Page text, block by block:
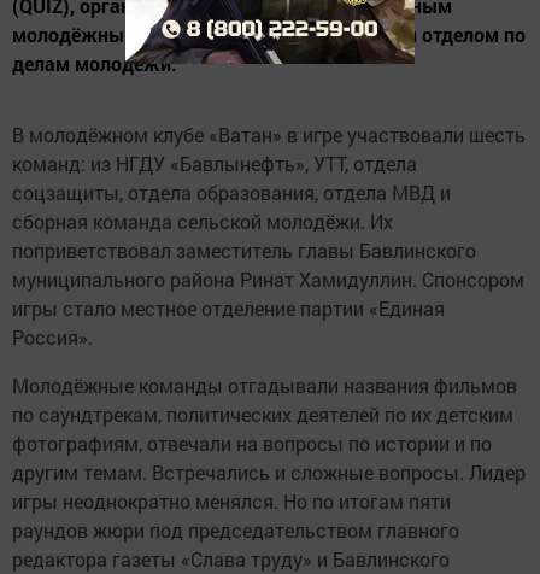
(QUIZ), организованная многофункциональным
молодёжным центром «Яшьлэр доньясы» и отделом по
делам молодёжи.
В молодёжном клубе «Ватан» в игре участвовали шесть
команд: из НГДУ «Бавлынефть», УТТ, отдела
соцзащиты, отдела образования, отдела МВД и
сборная команда сельской молодёжи. Их
поприветствовал заместитель главы Бавлинского
муниципального района Ринат Хамидуллин. Спонсором
игры стало местное отделение партии «Единая
Россия».
Молодёжные команды отгадывали названия фильмов
по саундтрекам, политических деятелей по их детским
фотографиям, отвечали на вопросы по истории и по
другим темам. Встречались и сложные вопросы. Лидер
игры неоднократно менялся. Но по итогам пяти
раундов жюри под председательством главного
редактора газеты «Слава труду» и Бавлинского